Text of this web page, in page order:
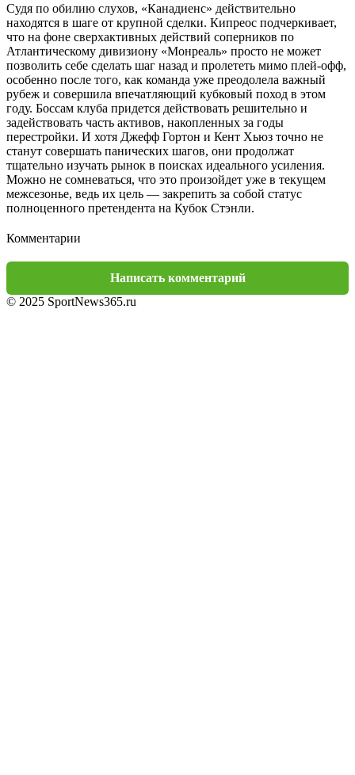
Судя по обилию слухов, «Канадиенс» действительно
находятся в шаге от крупной сделки. Кипреос подчеркивает,
что на фоне сверхактивных действий соперников по
Атлантическому дивизиону «Монреаль» просто не может
позволить себе сделать шаг назад и пролететь мимо плей-офф,
особенно после того, как команда уже преодолела важный
рубеж и совершила впечатляющий кубковый поход в этом
году. Боссам клуба придется действовать решительно и
задействовать часть активов, накопленных за годы
перестройки. И хотя Джефф Гортон и Кент Хьюз точно не
станут совершать панических шагов, они продолжат
тщательно изучать рынок в поисках идеального усиления.
Можно не сомневаться, что это произойдет уже в текущем
межсезонье, ведь их цель — закрепить за собой статус
полноценного претендента на Кубок Стэнли.
Комментарии
Написать комментарий
© 2025 SportNews365.ru